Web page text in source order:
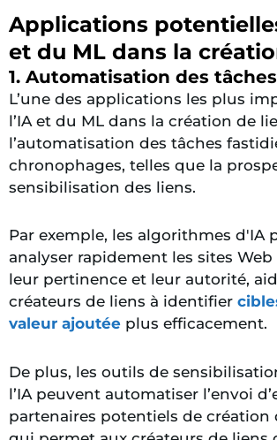
Applications
et du ML dans la
1. Automatisation des tâches
L’une des applications les plus
l’IA et du ML dans la création de
l’automatisation des tâches
chronophages, telles que la
sensibilisation des liens.
Par exemple, les algorithmes d'IA
analyser rapidement les sites
leur pertinence et leur autorité,
créateurs de liens à identifier
valeur ajoutée plus efficacement.
De plus, les outils de
l’IA peuvent automatiser l’envoi
partenaires potentiels de création